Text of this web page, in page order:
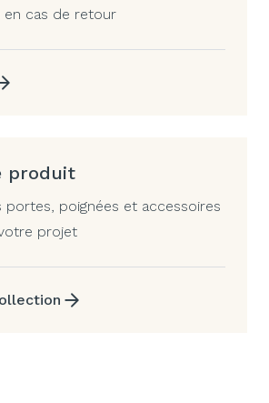
cas de retour
produit
portes, poignées et accessoires
projet